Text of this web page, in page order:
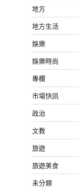
地方
地方生活
娛樂
娛樂時尚
專欄
市場快訊
政治
文教
旅遊
旅遊美食
未分類